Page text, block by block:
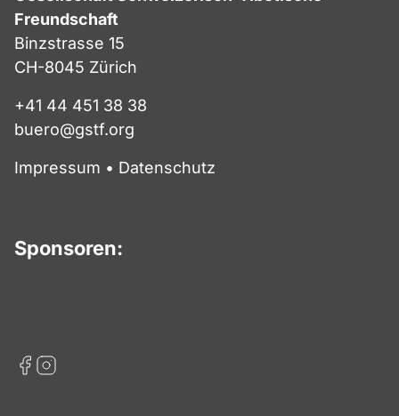
Freundschaft
Binzstrasse 15
CH-8045 Zürich
+41 44 451 38 38
buero@gstf.org
Impressum • Datenschutz
Sponsoren: